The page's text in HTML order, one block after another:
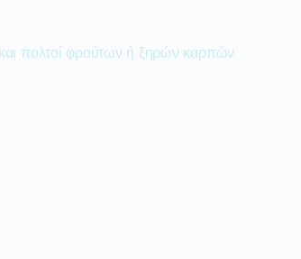
πολτοί φρούτων ή ξηρών καρπών